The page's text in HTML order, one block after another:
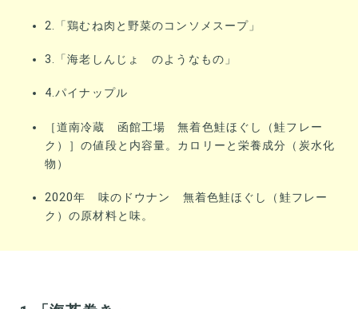
2.「鶏むね肉と野菜のコンソメスープ」
3.「海老しんじょ のようなもの」
4.パイナップル
［道南冷蔵 函館工場 無着色鮭ほぐし（鮭フレー
ク）］の値段と内容量。カロリーと栄養成分（炭水化
物）
2020年 味のドウナン 無着色鮭ほぐし（鮭フレー
ク）の原材料と味。